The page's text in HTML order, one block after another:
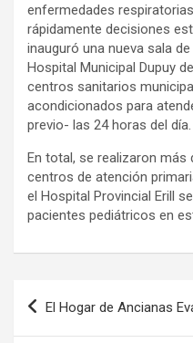
enfermedades
rápidamente decisiones
inauguró una nueva sala
Hospital Municipal Dupuy
centros sanitarios
acondicionados para
previo- las 24 horas del día.
En total, se realizaron
centros de atención
el Hospital Provincial Erill
pacientes pediátricos en
Navegación
El Hogar de Ancianas